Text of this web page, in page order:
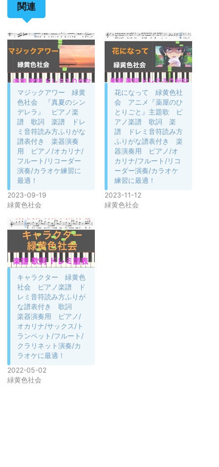
関連
マジックアワー 緑黄
色社会 『真夏のシン
デレラ』 ピアノ楽
譜 歌詞 楽譜 ドレ
ミ音符読み方ふりがな
譜表付き 楽器演奏
用 ピアノ/オカリナ/
フルート/リコーダー
演奏/カラオケ練習に
最適！
2023-09-19
緑黄色社会
花になって 緑黄色社
会 アニメ『薬屋のひ
とりごと』主題歌 ピ
アノ楽譜 歌詞 楽
譜 ドレミ音符読み方
ふりがな譜表付き 楽
器演奏用 ピアノ/オ
カリナ/フルート/リコ
ーダー演奏/カラオケ
練習に最適！
2023-11-12
緑黄色社会
キャラクター 緑黄色
社会 ピアノ楽譜 ド
レミ音符読み方ふりが
な譜表付き 歌詞
楽器演奏用 ピアノ/
オカリナ/サックス/ト
ランペット/フルート/
クラリネット演奏/カ
ラオケに最適！
2022-05-02
緑黄色社会